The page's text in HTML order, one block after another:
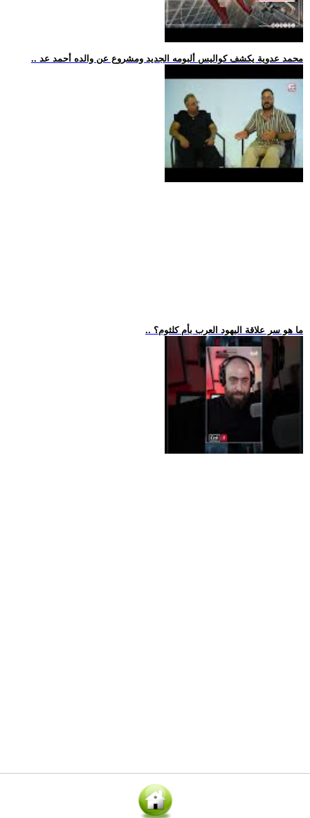
.. محمد عدوية يكشف كواليس ألبومه الجديد ومشروع عن والده أحمد عد
.. ما هو سر علاقة اليهود العرب بأم كلثوم؟